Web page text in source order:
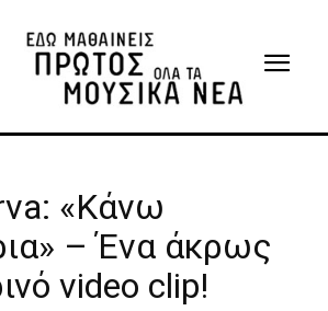
«Κάνω
– Ένα άκρως
video clip!